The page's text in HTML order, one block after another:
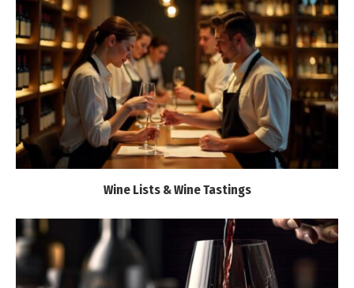
Wine Lists & Wine Tastings